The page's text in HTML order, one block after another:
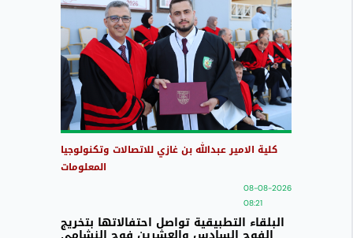
كلية الامير عبدالله بن غازي للاتصالات وتكنولوجيا
المعلومات
08-08-2026
08:21
البلقاء التطبيقية تواصل احتفالاتها بتخريج